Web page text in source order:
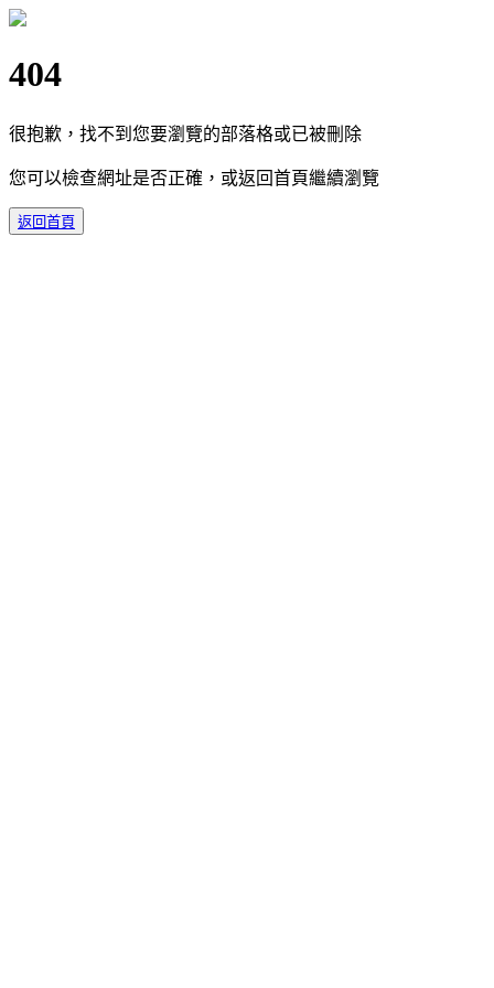
404
很抱歉，找不到您要瀏覽的部落格或已被刪除
您可以檢查網址是否正確，或返回首頁繼續瀏覽
返回首頁